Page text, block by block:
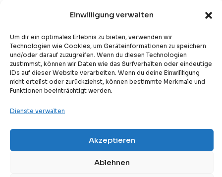
Einwilligung verwalten
Um dir ein optimales Erlebnis zu bieten, verwenden wir
Technologien wie Cookies, um Geräteinformationen zu speichern
und/oder darauf zuzugreifen. Wenn du diesen Technologien
zustimmst, können wir Daten wie das Surfverhalten oder eindeutige
IDs auf dieser Website verarbeiten. Wenn du deine Einwillligung
nicht erteilst oder zurückziehst, können bestimmte Merkmale und
Funktionen beeinträchtigt werden.
Dienste verwalten
Akzeptieren
Ablehnen
Lerne den Quran mit Denk
Arabisch Akademie
Meistere das Lesen und Verstehen des Qurans
mit strukturierter und persönlicher
Kostenlose Probestunde testen
Kostenlose Probestunde